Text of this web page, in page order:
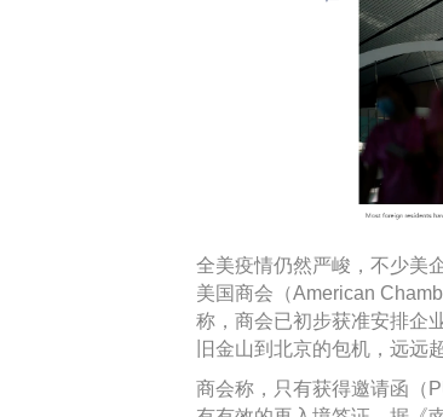
全美疫情仍然严峻，不少美
美国商会（American
称，商会已初步获准安排企
旧金山到北京的包机，远远
商会称，只有获得邀请函（